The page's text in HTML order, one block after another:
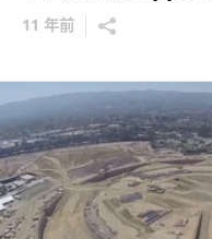
11 年前